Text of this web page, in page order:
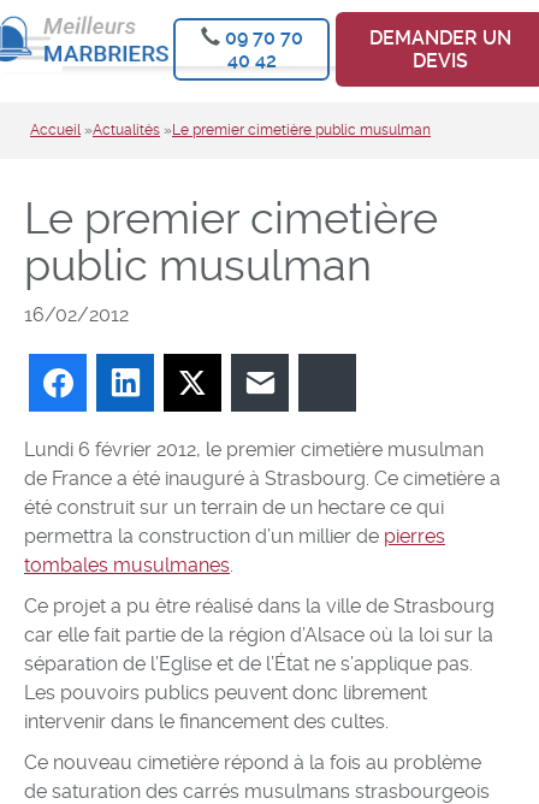
09 70 70
40 42
DEMANDER UN
DEVIS
Accueil»Actualités »Le premier cimetière public musulman
Le premier cimetière
public musulman
16/02/2012
FacebookLinkedIn Twitter
Lundi 6 février 2012, le premier cimetière musulman
de France a été inauguré à Strasbourg. Ce cimetière a
été construit sur un terrain de un hectare ce qui
permettra la construction d’un millier de pierres
tombales musulmanes.
Ce projet a pu être réalisé dans la ville de Strasbourg
car elle fait partie de la région d’Alsace où la loi sur la
séparation de l’Eglise et de l’État ne s’applique pas.
Les pouvoirs publics peuvent donc librement
intervenir dans le financement des cultes.
Ce nouveau cimetière répond à la fois au problème
de saturation des carrés musulmans strasbourgeois